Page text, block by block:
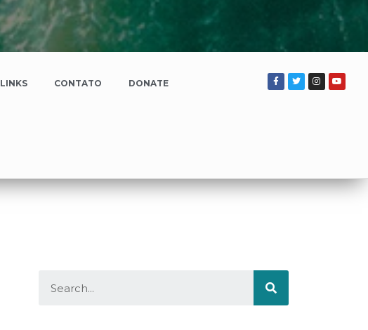
LINKS CONTATO DONATE